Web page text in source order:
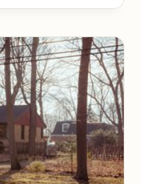
כך
/
ג'רום
ביקסבי